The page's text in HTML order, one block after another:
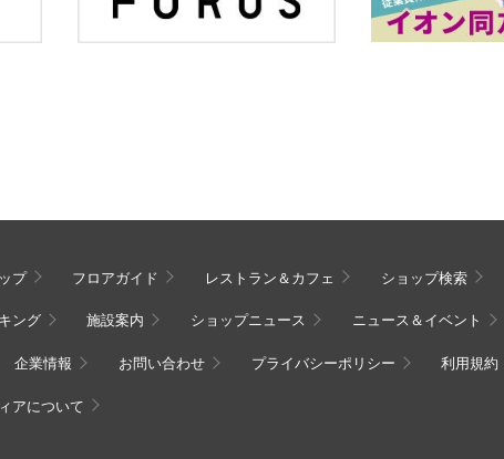
プ フロアガイド レストラン＆カフェ ショップ検索
ング 施設案内 ショップニュース ニュース＆イベント
企業情報 お問い合わせ プライバシーポリシー 利用規約
アについて